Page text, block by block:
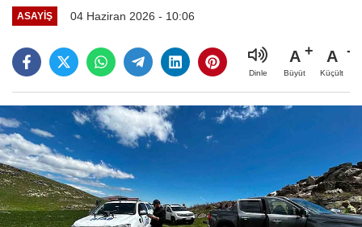
ASAYIŞ 04 Haziran 2026 - 10:06
Dinle
A
Büyüt
A
Küçült